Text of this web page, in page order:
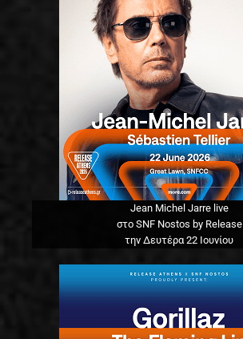
Jean Michel Jarre live
στο SNF Nostos by Release
την Δευτέρα 22 Ιουνίου